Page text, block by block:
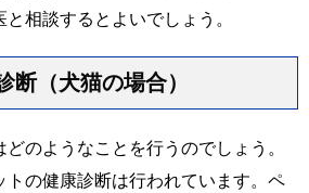
相談するとよいでしょう。
断（犬猫の場合）
のようなことを行うのでしょう。
トの健康診断は行われています。ペ